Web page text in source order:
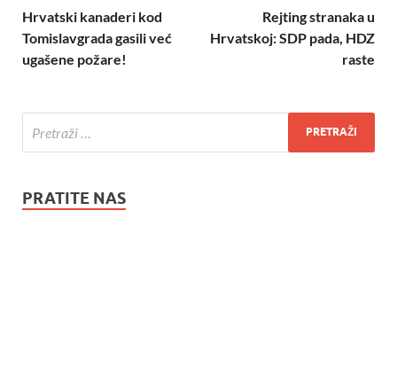
Hrvatski kanaderi kod
Tomislavgrada gasili već
ugašene požare!
Rejting stranaka u
Hrvatskoj: SDP pada, HDZ
raste
PRATITE NAS